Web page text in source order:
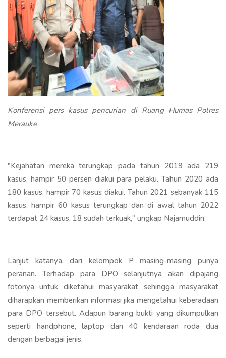
Konferensi pers kasus pencurian di Ruang Humas Polres
Merauke
"Kejahatan mereka terungkap pada tahun 2019 ada 219
kasus, hampir 50 persen diakui para pelaku. Tahun 2020 ada
180 kasus, hampir 70 kasus diakui. Tahun 2021 sebanyak 115
kasus, hampir 60 kasus terungkap dan di awal tahun 2022
terdapat 24 kasus, 18 sudah terkuak," ungkap Najamuddin.
Lanjut katanya, dari kelompok P masing-masing punya
peranan. Terhadap para DPO selanjutnya akan dipajang
fotonya untuk diketahui masyarakat sehingga masyarakat
diharapkan memberikan informasi jika mengetahui keberadaan
para DPO tersebut. Adapun barang bukti yang dikumpulkan
seperti handphone, laptop dan 40 kendaraan roda dua
dengan berbagai jenis.